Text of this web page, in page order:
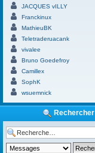
JACQUES vILLY
Franckinux
MathieuBK
Teletraderuacank
vivalee
Bruno Goedefroy
Camillex
SophK
wsuemnick
Rechercher